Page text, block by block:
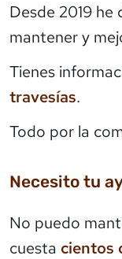
Desde 2019 he
mantener y
Tienes
travesías.
Todo por la
Necesito tu
No puedo
cuesta cientos